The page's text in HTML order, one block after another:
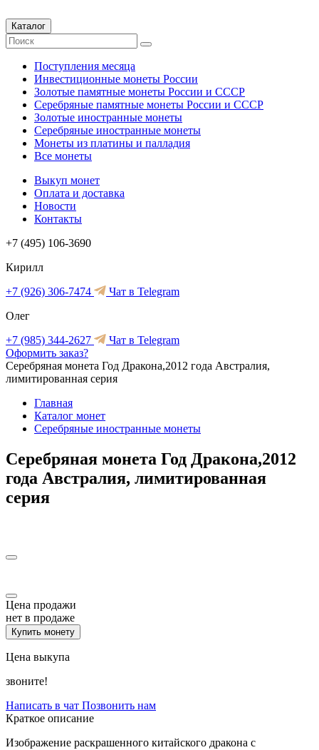
Каталог
Поступления месяца
Инвестиционные монеты России
Золотые памятные монеты России и СССР
Серебряные памятные монеты России и СССР
Золотые иностранные монеты
Серебряные иностранные монеты
Монеты из платины и палладия
Все монеты
Выкуп монет
Оплата и доставка
Новости
Контакты
+7 (495) 106-3690
Кирилл
+7 (926) 306-7474
Чат в Telegram
Олег
+7 (985) 344-2627
Чат в Telegram
Оформить заказ?
Серебряная монета Год Дракона,2012 года Австралия,
лимитированная серия
Главная
Каталог монет
Серебряные иностранные монеты
Серебряная монета Год Дракона,2012
года Австралия, лимитированная
серия
Цена продажи
нет в продаже
Купить монету
Цена выкупа
звоните!
Написать в чат Позвонить нам
Краткое описание
Изображение раскрашенного китайского дракона с